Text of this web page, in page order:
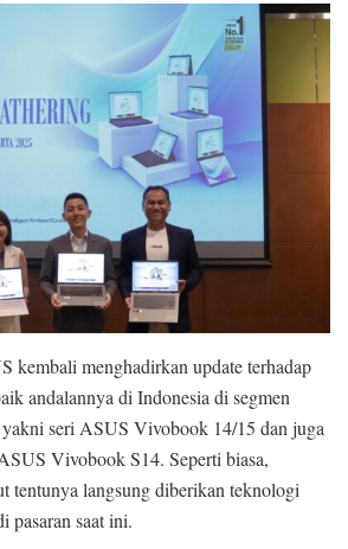
kembali menghadirkan update terhadap
andalannya di Indonesia di segmen
yakni seri ASUS Vivobook 14/15 dan juga
Vivobook S14. Seperti biasa,
tentunya langsung diberikan teknologi
pasaran saat ini.